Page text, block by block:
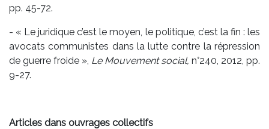
pp. 45-72.
- « Le juridique c’est le moyen, le politique, c’est la fin : les
avocats communistes dans la lutte contre la répression
de guerre froide », Le Mouvement social, n°240, 2012, pp.
9-27.
Articles dans ouvrages collectifs